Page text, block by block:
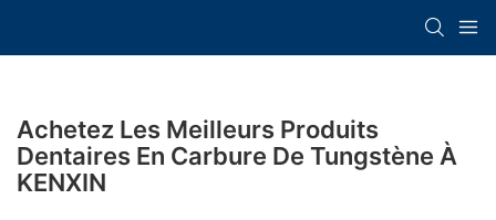
Achetez Les Meilleurs Produits
Dentaires En Carbure De Tungstène À
KENXIN